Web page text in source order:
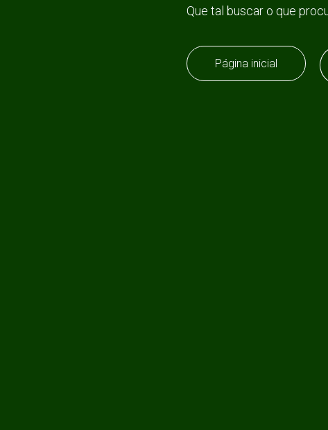
Que tal buscar o que
Página inicial